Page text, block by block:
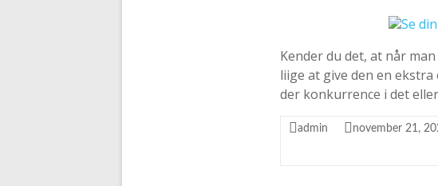
Kender du det, at når
liige at give den en
der konkurrence i det
admin november 21,